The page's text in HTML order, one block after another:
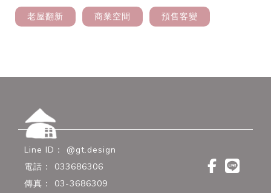
老屋翻新 商業空間 預售客變
@gt.design
033686306
03-3686309